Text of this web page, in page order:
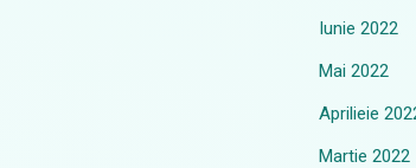
Iunie 2022
Mai 2022
Aprilieie
Martie 2022